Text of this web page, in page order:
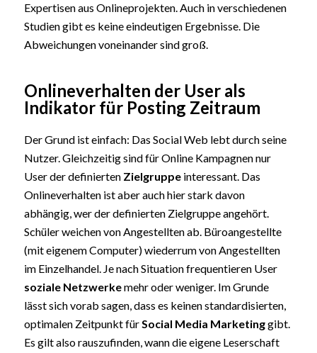
Expertisen aus Onlineprojekten. Auch in verschiedenen
Studien gibt es keine eindeutigen Ergebnisse. Die
Abweichungen voneinander sind groß.
Onlineverhalten der User als
Indikator für Posting Zeitraum
Der Grund ist einfach: Das Social Web lebt durch seine
Nutzer. Gleichzeitig sind für Online Kampagnen nur
User der definierten Zielgruppeinteressant. Das
Onlineverhalten ist aber auch hier stark davon
abhängig, wer der definierten Zielgruppe angehört.
Schüler weichen von Angestellten ab. Büroangestellte
(mit eigenem Computer) wiederrum von Angestellten
im Einzelhandel. Je nach Situation frequentieren User
soziale Netzwerkemehr oder weniger. Im Grunde
lässt sich vorab sagen, dass es keinen standardisierten,
optimalen Zeitpunkt fürSocial Media Marketinggibt.
Es gilt also rauszufinden, wann die eigene Leserschaft